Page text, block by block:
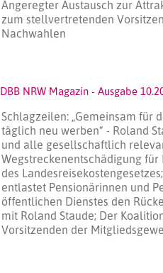
Angeregter Austausch zur
zum stellvertretenden
Nachwahlen
DBB NRW Magazin - Ausgabe
Schlagzeilen: „Gemeinsam für
täglich neu werben“ - Roland
und alle gesellschaftlich
Wegstreckenentschädigung für
des
entlastet Pensionärinnen und
öffentlichen Dienstes den
mit Roland Staude; Der
Vorsitzenden der